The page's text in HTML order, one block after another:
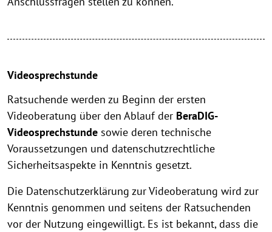
Videosprechstunde
Ratsuchende werden zu Beginn der ersten
Videoberatung über den Ablauf der BeraDIG-
Videosprechstunde sowie deren technische
Voraussetzungen und datenschutzrechtliche
Sicherheitsaspekte in Kenntnis gesetzt.
Die Datenschutzerklärung zur Videoberatung wird zur
Kenntnis genommen und seitens der Ratsuchenden
vor der Nutzung eingewilligt. Es ist bekannt, dass die